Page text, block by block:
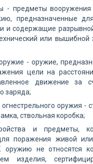
- предметы
предназначенные
и содержащие
или вышибной
- оружие,
цели на
движение за
заряда;
оружия -
ствольная коробка;
и предметы,
поражения живой
не относятся
изделия,